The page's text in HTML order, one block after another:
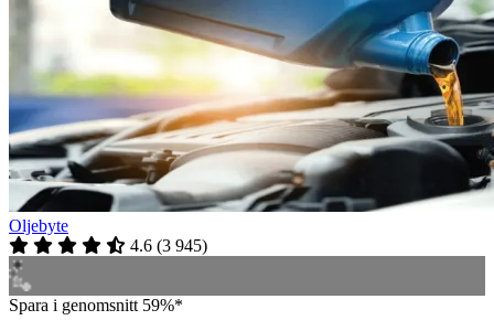
Oljebyte
4.6 (3 945)
Spara i genomsnitt 59%*